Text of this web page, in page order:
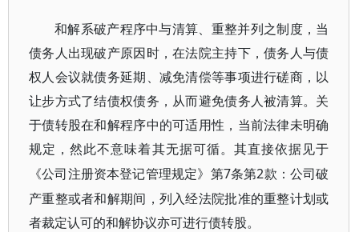
和解系破产程序中与清算、重整并列之制度，当
债务人出现破产原因时，在法院主持下，债务人与债
权人会议就债务延期、减免清偿等事项进行磋商，以
让步方式了结债权债务，从而避免债务人被清算。关
于债转股在和解程序中的可适用性，当前法律未明确
规定，然此不意味着其无据可循。其直接依据见于
《公司注册资本登记管理规定》第7条第2款：公司破
产重整或者和解期间，列入经法院批准的重整计划或
者裁定认可的和解协议亦可进行债转股。